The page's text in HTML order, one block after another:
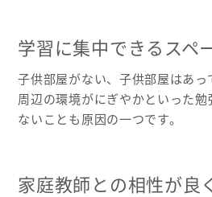
学習に集中できるスペ
子供部屋がない、子供部屋はあっ
周辺の環境がにぎやかといった
ないことも原因の一つです。
家庭教師との相性が良